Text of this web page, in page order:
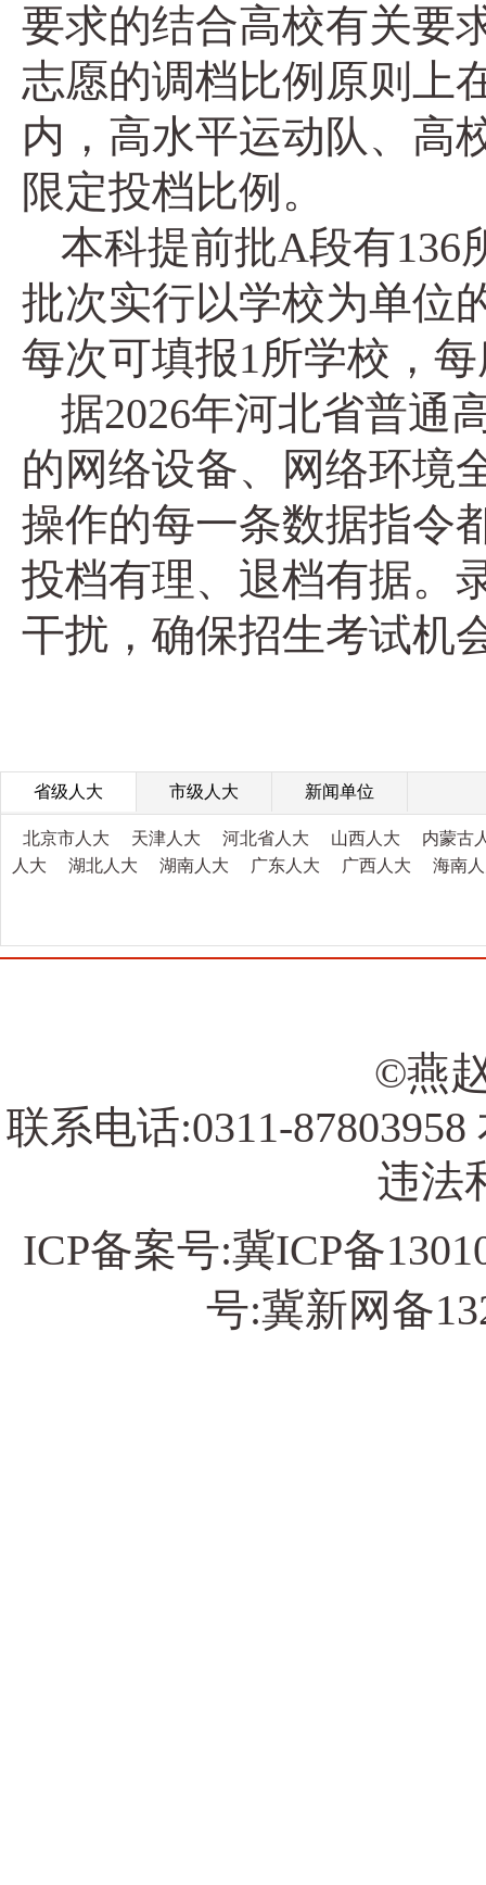
要求的结合高校有关要
志愿的调档比例原则上
内，高水平运动队、高
限定投档比例。
本科提前批A段有136
批次实行以学校为单位
每次可填报1所学校，
据2026年河北省普通
的网络设备、网络环境
操作的每一条数据指令
投档有理、退档有据。
干扰，确保招生考试机
省级人大 市级人大 新闻单位
北京市人大 天津人大 河北省人大 山西人大
内蒙古
人大
湖北人大 湖南人大 广东人大 广西人大 海南
©燕
联系电话:0311-
违法
ICP备案号:冀ICP备
号:冀新网备